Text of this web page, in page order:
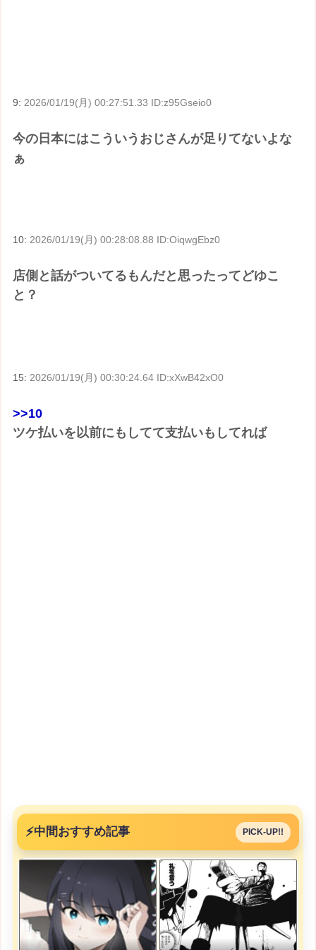
9: 2026/01/19(月) 00:27:51.33 ID:z95Gseio0
今の日本にはこういうおじさんが足りてないよな
ぁ
10:2026/01/19(月) 00:28:08.88 ID:OiqwgEbz0
店側と話がついてるもんだと思ったってどゆこ
と？
15: 2026/01/19(月) 00:30:24.64 ID:xXwB42xO0
>>10
ツケ払いを以前にもしてて支払いもしてれば
⚡中間おすすめ記事 PICK-UP!!